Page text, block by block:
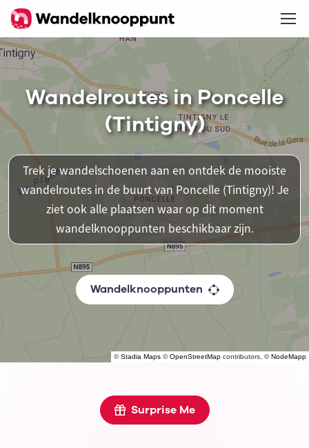
©Stadia Maps ©OpenStreetMap contributors, ©NodeMapp
Wandelroutes in Poncelle
(Tintigny)
Trek je wandelschoenen aan en ontdek de mooiste
wandelroutes in de buurt van Poncelle (Tintigny)! Je
ziet ook alle plaatsen waar op dit moment
wandelknooppunten beschikbaar zijn.
Wandelknooppunten
Surprise Me